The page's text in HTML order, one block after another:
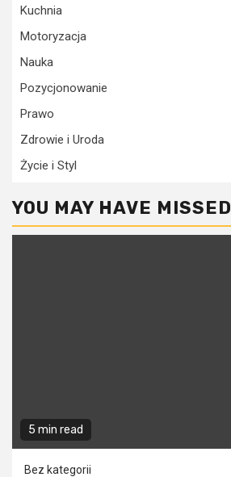
Kuchnia
Motoryzacja
Nauka
Pozycjonowanie
Prawo
Zdrowie i Uroda
Życie i Styl
YOU MAY HAVE MISSED
5 min read
Bez kategorii